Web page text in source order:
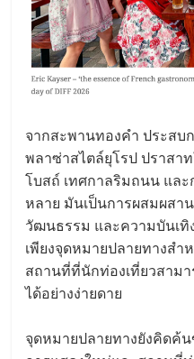
จากสะพานทองคํา ประสบ
พลาซ่าสไตล์ยุโรป ปราสา
โบสถ์ เทศกาลริมถนน แล
หลาย มันเป็นการผสมผสา
วัฒนธรรม และความบันเทิ
เพียงจุดหมายปลายทางสํา
สถานที่ที่นักท่องเที่ยวสามา
ได้อย่างง่ายดาย
จุดหมายปลายทางยังคิดค้